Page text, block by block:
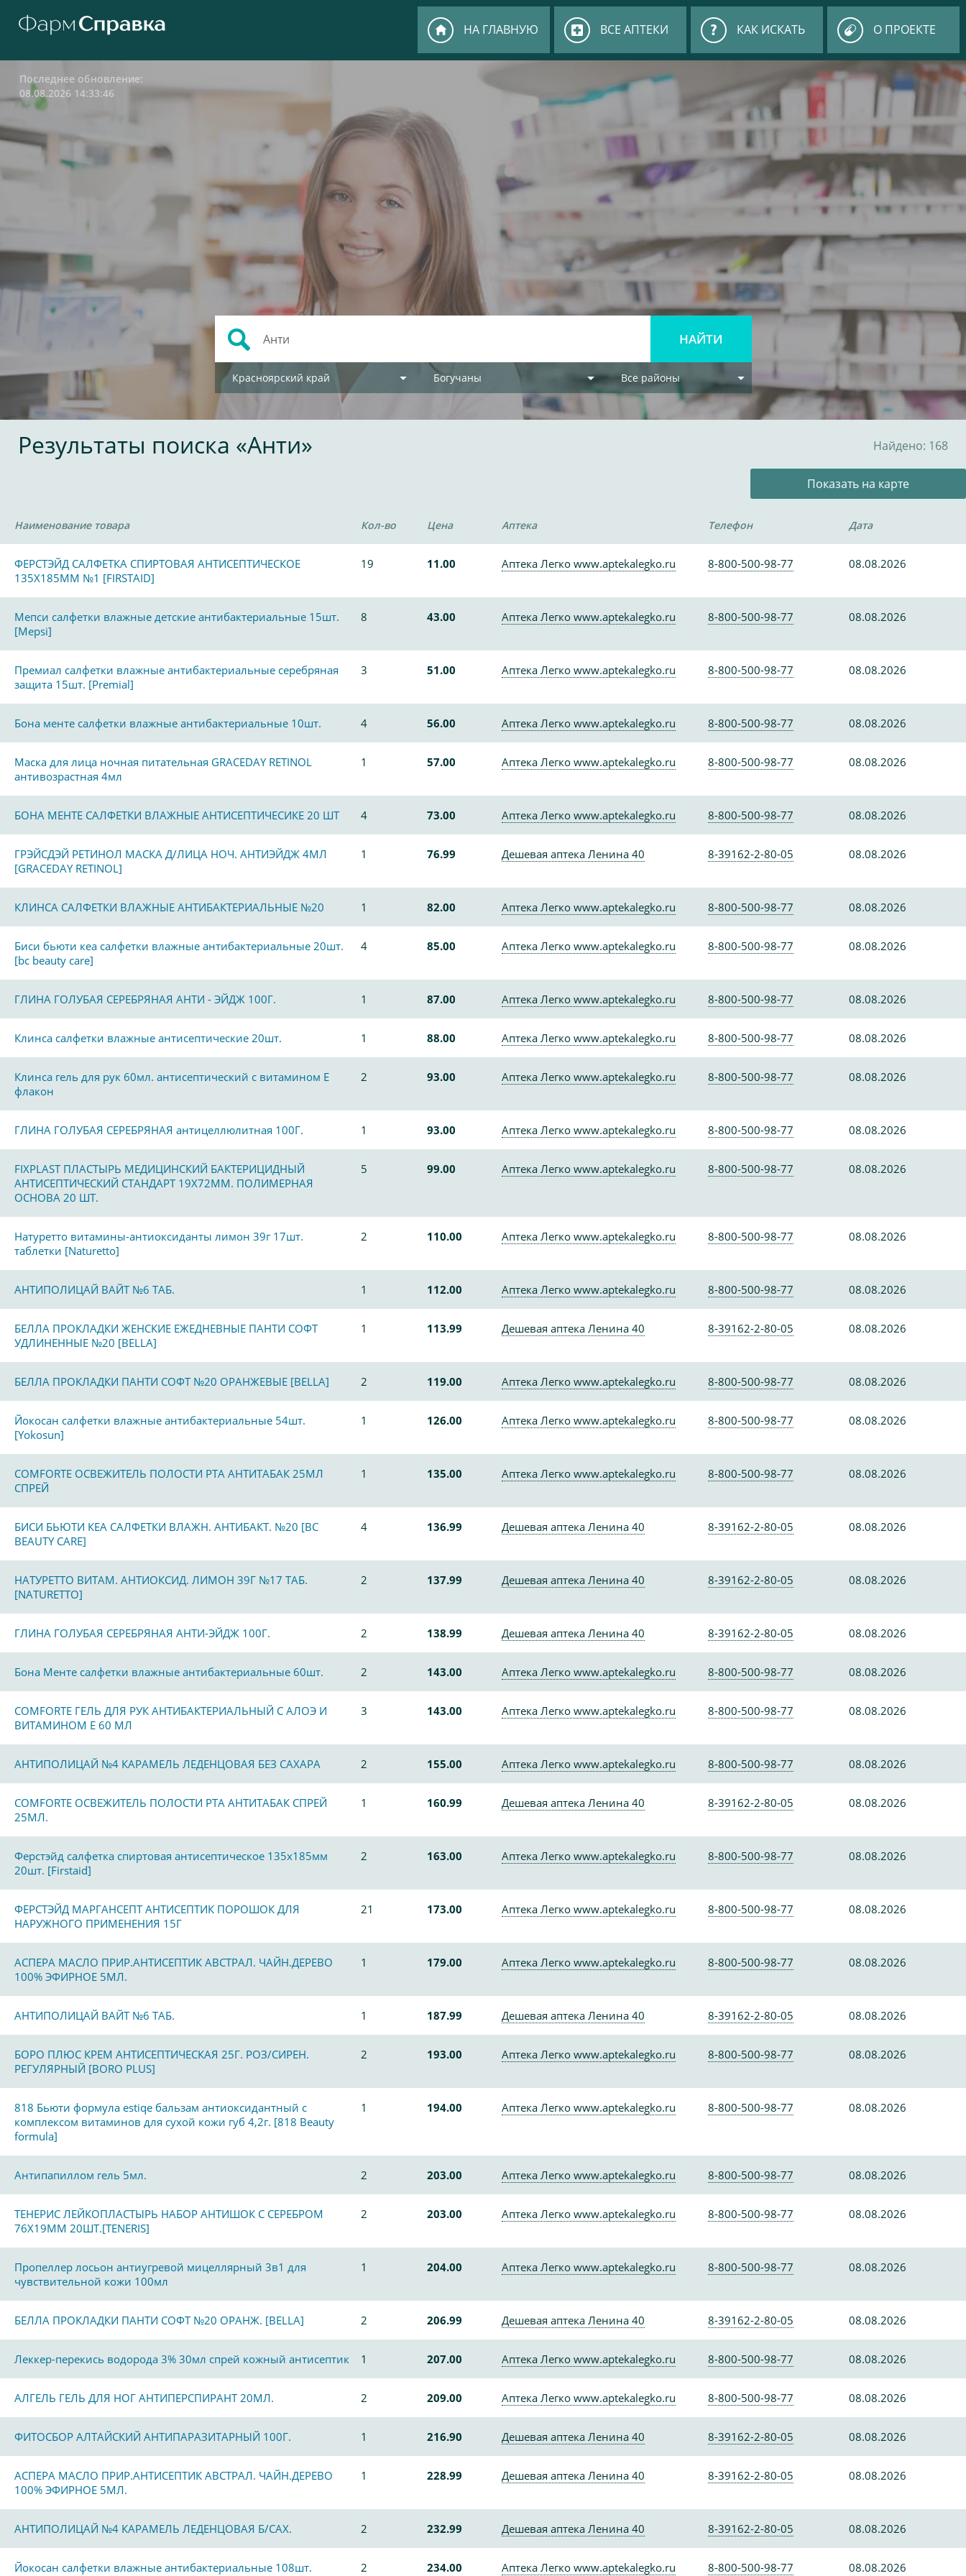
НА ГЛАВНУЮ ВСЕ АПТЕКИ КАК ИСКАТЬ О ПРОЕКТЕ
Последнее обновление:
08.08.2026 14:33:46
Красноярский край Богучаны Все районы
Результаты поиска «Анти» Найдено: 168
Показать на карте
Наименование товара Кол-во Цена Аптека Телефон Дата
ФЕРСТЭЙД САЛФЕТКА СПИРТОВАЯ АНТИСЕПТИЧЕСКОЕ
135Х185ММ №1 [FIRSTAID]
19 11.00 Аптека Легко www.aptekalegko.ru 8-800-500-98-77 08.08.2026
Мепси салфетки влажные детские антибактериальные 15шт.
[Mepsi]
8 43.00 Аптека Легко www.aptekalegko.ru 8-800-500-98-77 08.08.2026
Премиал салфетки влажные антибактериальные серебряная
защита 15шт. [Premial]
3 51.00 Аптека Легко www.aptekalegko.ru 8-800-500-98-77 08.08.2026
Бона менте салфетки влажные антибактериальные 10шт. 4 56.00 Аптека Легко www.aptekalegko.ru 8-800-500-98-77 08.08.2026
Маска для лица ночная питательная GRACEDAY RETINOL
антивозрастная 4мл
1 57.00 Аптека Легко www.aptekalegko.ru 8-800-500-98-77 08.08.2026
БОНА МЕНТЕ САЛФЕТКИ ВЛАЖНЫЕ АНТИСЕПТИЧЕСИКЕ 20 ШТ 4 73.00 Аптека Легко www.aptekalegko.ru 8-800-500-98-77 08.08.2026
ГРЭЙСДЭЙ РЕТИНОЛ МАСКА Д/ЛИЦА НОЧ. АНТИЭЙДЖ 4МЛ
[GRACEDAY RETINOL]
1 76.99 Дешевая аптека Ленина 40 8-39162-2-80-05 08.08.2026
КЛИНСА САЛФЕТКИ ВЛАЖНЫЕ АНТИБАКТЕРИАЛЬНЫЕ №20 1 82.00 Аптека Легко www.aptekalegko.ru 8-800-500-98-77 08.08.2026
Биси бьюти кеа салфетки влажные антибактериальные 20шт.
[bc beauty care]
4 85.00 Аптека Легко www.aptekalegko.ru 8-800-500-98-77 08.08.2026
ГЛИНА ГОЛУБАЯ СЕРЕБРЯНАЯ АНТИ - ЭЙДЖ 100Г. 1 87.00 Аптека Легко www.aptekalegko.ru 8-800-500-98-77 08.08.2026
Клинса салфетки влажные антисептические 20шт. 1 88.00 Аптека Легко www.aptekalegko.ru 8-800-500-98-77 08.08.2026
Клинса гель для рук 60мл. антисептический с витамином Е
флакон
2 93.00 Аптека Легко www.aptekalegko.ru 8-800-500-98-77 08.08.2026
ГЛИНА ГОЛУБАЯ СЕРЕБРЯНАЯ антицеллюлитная 100Г. 1 93.00 Аптека Легко www.aptekalegko.ru 8-800-500-98-77 08.08.2026
FIXPLAST ПЛАСТЫРЬ МЕДИЦИНСКИЙ БАКТЕРИЦИДНЫЙ
АНТИСЕПТИЧЕСКИЙ СТАНДАРТ 19Х72ММ. ПОЛИМЕРНАЯ
ОСНОВА 20 ШТ.
5 99.00 Аптека Легко www.aptekalegko.ru 8-800-500-98-77 08.08.2026
Натуретто витамины-антиоксиданты лимон 39г 17шт.
таблетки [Naturetto]
2 110.00 Аптека Легко www.aptekalegko.ru 8-800-500-98-77 08.08.2026
АНТИПОЛИЦАЙ ВАЙТ №6 ТАБ. 1 112.00 Аптека Легко www.aptekalegko.ru 8-800-500-98-77 08.08.2026
БЕЛЛА ПРОКЛАДКИ ЖЕНСКИЕ ЕЖЕДНЕВНЫЕ ПАНТИ СОФТ
УДЛИНЕННЫЕ №20 [BELLA]
1 113.99 Дешевая аптека Ленина 40 8-39162-2-80-05 08.08.2026
БЕЛЛА ПРОКЛАДКИ ПАНТИ СОФТ №20 ОРАНЖЕВЫЕ [BELLA] 2 119.00 Аптека Легко www.aptekalegko.ru 8-800-500-98-77 08.08.2026
Йокосан салфетки влажные антибактериальные 54шт.
[Yokosun]
1 126.00 Аптека Легко www.aptekalegko.ru 8-800-500-98-77 08.08.2026
COMFORTE ОСВЕЖИТЕЛЬ ПОЛОСТИ РТА АНТИТАБАК 25МЛ
СПРЕЙ
1 135.00 Аптека Легко www.aptekalegko.ru 8-800-500-98-77 08.08.2026
БИСИ БЬЮТИ КЕА САЛФЕТКИ ВЛАЖН. АНТИБАКТ. №20 [BC
BEAUTY CARE]
4 136.99 Дешевая аптека Ленина 40 8-39162-2-80-05 08.08.2026
НАТУРЕТТО ВИТАМ. АНТИОКСИД. ЛИМОН 39Г №17 ТАБ.
[NATURETTO]
2 137.99 Дешевая аптека Ленина 40 8-39162-2-80-05 08.08.2026
ГЛИНА ГОЛУБАЯ СЕРЕБРЯНАЯ АНТИ-ЭЙДЖ 100Г. 2 138.99 Дешевая аптека Ленина 40 8-39162-2-80-05 08.08.2026
Бона Менте салфетки влажные антибактериальные 60шт. 2 143.00 Аптека Легко www.aptekalegko.ru 8-800-500-98-77 08.08.2026
COMFORTE ГЕЛЬ ДЛЯ РУК АНТИБАКТЕРИАЛЬНЫЙ С АЛОЭ И
ВИТАМИНОМ Е 60 МЛ
3 143.00 Аптека Легко www.aptekalegko.ru 8-800-500-98-77 08.08.2026
АНТИПОЛИЦАЙ №4 КАРАМЕЛЬ ЛЕДЕНЦОВАЯ БЕЗ САХАРА 2 155.00 Аптека Легко www.aptekalegko.ru 8-800-500-98-77 08.08.2026
COMFORTE ОСВЕЖИТЕЛЬ ПОЛОСТИ РТА АНТИТАБАК СПРЕЙ
25МЛ.
1 160.99 Дешевая аптека Ленина 40 8-39162-2-80-05 08.08.2026
Ферстэйд салфетка спиртовая антисептическое 135х185мм
20шт. [Firstaid]
2 163.00 Аптека Легко www.aptekalegko.ru 8-800-500-98-77 08.08.2026
ФЕРСТЭЙД МАРГАНСЕПТ АНТИСЕПТИК ПОРОШОК ДЛЯ
НАРУЖНОГО ПРИМЕНЕНИЯ 15Г
21 173.00 Аптека Легко www.aptekalegko.ru 8-800-500-98-77 08.08.2026
АСПЕРА МАСЛО ПРИР.АНТИСЕПТИК АВСТРАЛ. ЧАЙН.ДЕРЕВО
100% ЭФИРНОЕ 5МЛ.
1 179.00 Аптека Легко www.aptekalegko.ru 8-800-500-98-77 08.08.2026
АНТИПОЛИЦАЙ ВАЙТ №6 ТАБ. 1 187.99 Дешевая аптека Ленина 40 8-39162-2-80-05 08.08.2026
БОРО ПЛЮС КРЕМ АНТИСЕПТИЧЕСКАЯ 25Г. РОЗ/СИРЕН.
РЕГУЛЯРНЫЙ [BORO PLUS]
2 193.00 Аптека Легко www.aptekalegko.ru 8-800-500-98-77 08.08.2026
818 Бьюти формула estiqe бальзам антиоксидантный с
комплексом витаминов для сухой кожи губ 4,2г. [818 Beauty
formula]
1 194.00 Аптека Легко www.aptekalegko.ru 8-800-500-98-77 08.08.2026
Антипапиллом гель 5мл. 2 203.00 Аптека Легко www.aptekalegko.ru 8-800-500-98-77 08.08.2026
ТЕНЕРИС ЛЕЙКОПЛАСТЫРЬ НАБОР АНТИШОК С СЕРЕБРОМ
76Х19ММ 20ШТ.[TENERIS]
2 203.00 Аптека Легко www.aptekalegko.ru 8-800-500-98-77 08.08.2026
Пропеллер лосьон антиугревой мицеллярный 3в1 для
чувствительной кожи 100мл
1 204.00 Аптека Легко www.aptekalegko.ru 8-800-500-98-77 08.08.2026
БЕЛЛА ПРОКЛАДКИ ПАНТИ СОФТ №20 ОРАНЖ. [BELLA] 2 206.99 Дешевая аптека Ленина 40 8-39162-2-80-05 08.08.2026
Леккер-перекись водорода 3% 30мл спрей кожный антисептик 1 207.00 Аптека Легко www.aptekalegko.ru 8-800-500-98-77 08.08.2026
АЛГЕЛЬ ГЕЛЬ ДЛЯ НОГ АНТИПЕРСПИРАНТ 20МЛ. 2 209.00 Аптека Легко www.aptekalegko.ru 8-800-500-98-77 08.08.2026
ФИТОСБОР АЛТАЙСКИЙ АНТИПАРАЗИТАРНЫЙ 100Г. 1 216.90 Дешевая аптека Ленина 40 8-39162-2-80-05 08.08.2026
АСПЕРА МАСЛО ПРИР.АНТИСЕПТИК АВСТРАЛ. ЧАЙН.ДЕРЕВО
100% ЭФИРНОЕ 5МЛ.
1 228.99 Дешевая аптека Ленина 40 8-39162-2-80-05 08.08.2026
АНТИПОЛИЦАЙ №4 КАРАМЕЛЬ ЛЕДЕНЦОВАЯ Б/САХ. 2 232.99 Дешевая аптека Ленина 40 8-39162-2-80-05 08.08.2026
Йокосан салфетки влажные антибактериальные 108шт.
2 234.00 Аптека Легко www.aptekalegko.ru 8-800-500-98-77 08.08.2026